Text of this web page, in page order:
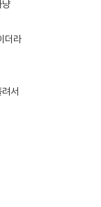
냥
더라
서